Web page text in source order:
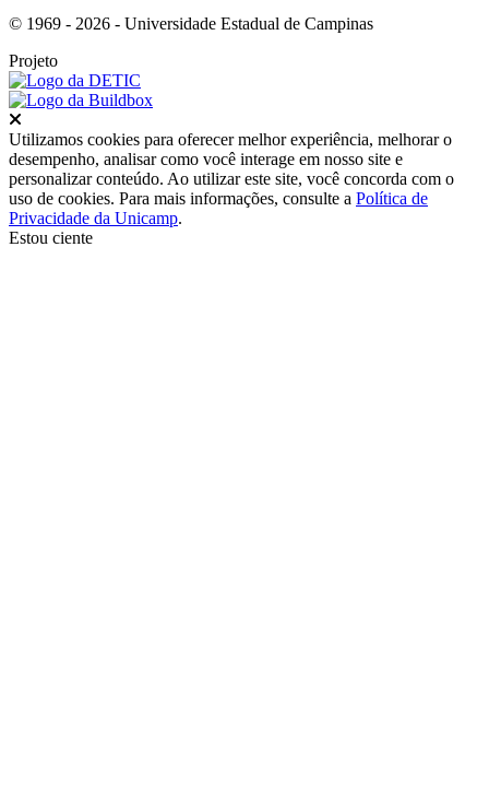
© 1969 - 2026 - Universidade Estadual de Campinas
Projeto
Utilizamos cookies para oferecer melhor experiência, melhorar o
desempenho, analisar como você interage em nosso site e
personalizar conteúdo. Ao utilizar este site, você concorda com o
uso de cookies. Para mais informações, consulte a Política de
Privacidade da Unicamp.
Estou ciente